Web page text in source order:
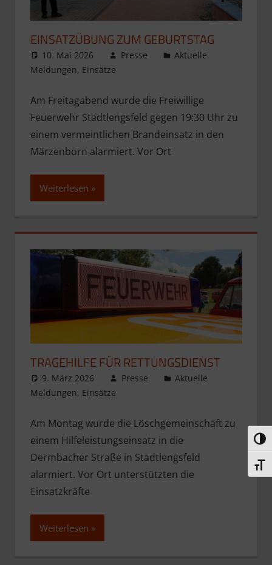
EINSATZÜBUNG ZUM GEBURTSTAG
10. Mai 2026 Presse
Aktuelle
Meldungen, Einsätze
Am Freitagabend wurde die Freiwillige
Feuerwehr Stadtlengsfeld gegen 19:30 Uhr zu
einem vermeintlichen Brandeinsatz in den
Märzenborn alarmiert. Vor Ort
Weiterlesen
TRAGEHILFE FÜR RETTUNGSDIENST
9. März 2026 Presse
Aktuelle
Meldungen, Einsätze
Am Montag wurde die Löschgemeinschaft zu
einem Hilfeleistungseinsatz in die
Dermbacher Straße in Stadtlengsfeld
alarmiert. Vor Ort unterstützten die
Einsatzkräfte
Weiterlesen